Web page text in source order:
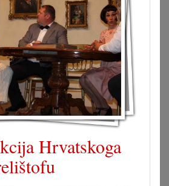
Hrvatskoga